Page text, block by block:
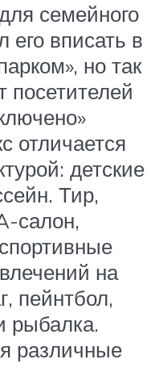
семейного
его вписать в
но так
посетителей
отличается
детские
Тир,
салон,
на
пейнтбол,
рыбалка.
различные